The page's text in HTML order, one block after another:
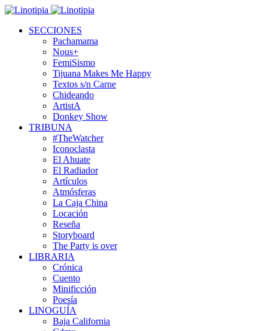
SECCIONES
Pachamama
Nous+
FemiSismo
Tijuana Makes Me Happy
Textos s/n Carne
Chideando
ArtistA
Donkey Show
TRIBUNA
#TheWatcher
Iconoclasta
El Ahuate
El Radiador
Artículos
Atmósferas
La Caja China
Locación
Reseña
Storyboard
The Party is over
LIBRARIA
Crónica
Cuento
Minificción
Poesía
LINOGUÍA
Baja California